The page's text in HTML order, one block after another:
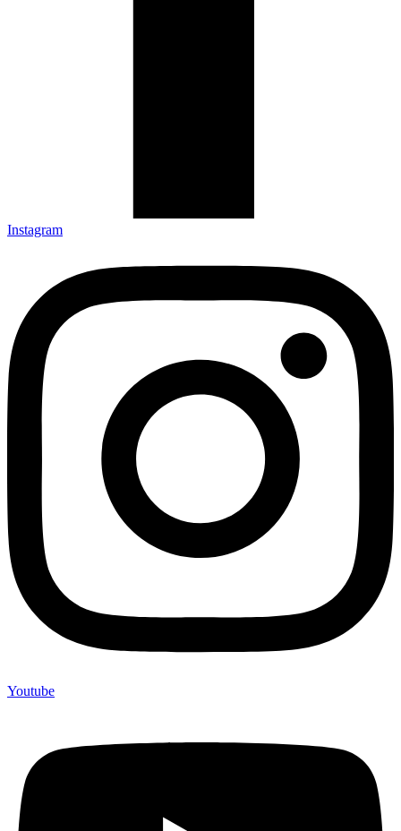
Instagram
Youtube